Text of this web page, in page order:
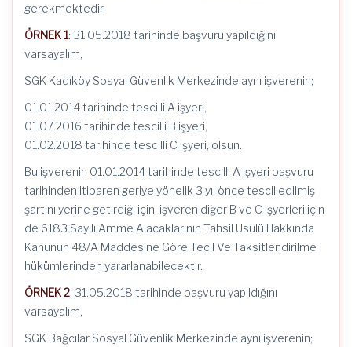
gerekmektedir.
ÖRNEK 1: 31.05.2018 tarihinde başvuru yapıldığını
varsayalım,
SGK Kadıköy Sosyal Güvenlik Merkezinde aynı işverenin;
01.01.2014 tarihinde tescilli A işyeri,
01.07.2016 tarihinde tescilli B işyeri,
01.02.2018 tarihinde tescilli C işyeri, olsun.
Bu işverenin 01.01.2014 tarihinde tescilli A işyeri başvuru
tarihinden itibaren geriye yönelik 3 yıl önce tescil edilmiş
şartını yerine getirdiği için, işveren diğer B ve C işyerleri için
de 6183 Sayılı Amme Alacaklarının Tahsil Usulü Hakkında
Kanunun 48/A Maddesine Göre Tecil Ve Taksitlendirilme
hükümlerinden yararlanabilecektir.
ÖRNEK 2: 31.05.2018 tarihinde başvuru yapıldığını
varsayalım,
SGK Bağcılar Sosyal Güvenlik Merkezinde aynı işverenin;